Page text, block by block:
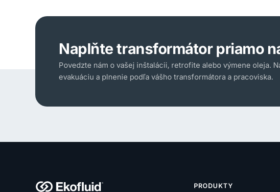
Naplňte transformátor priamo
Povedzte nám o vašej inštalácii, retrofite alebo výmene oleja.
evakuáciu a plnenie podľa vášho transformátora a pracoviska.
PRODUKTY